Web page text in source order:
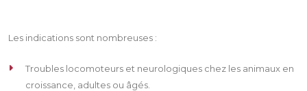
Les indications sont nombreuses :
Troubles locomoteurs et neurologiques chez les animaux en
croissance, adultes ou âgés.